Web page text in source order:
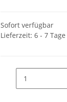
Sofort verfügbar
Lieferzeit: 6 - 7 Tage